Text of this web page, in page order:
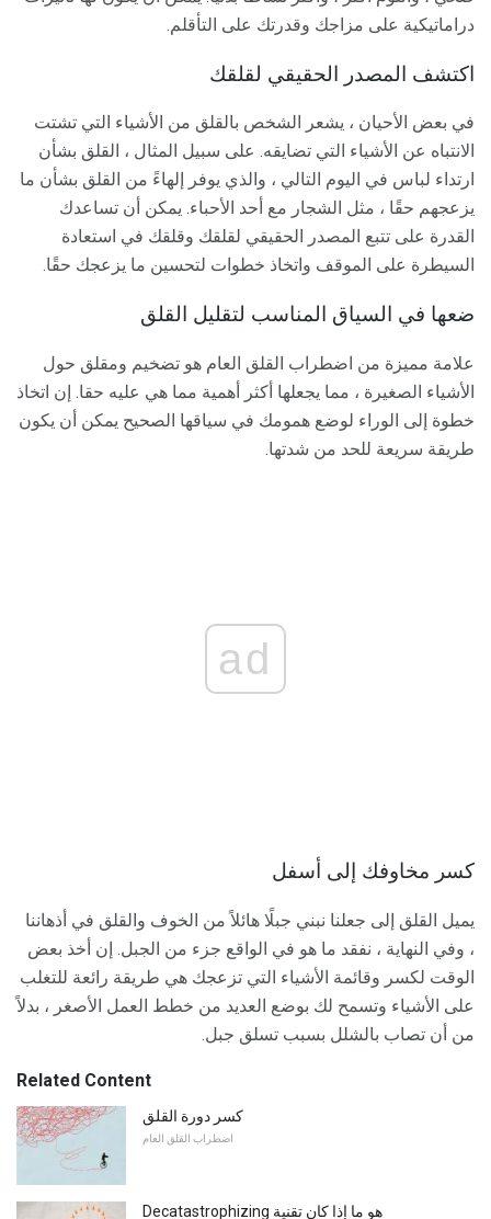
دراماتيكية على مزاجك وقدرتك على التأقلم.
اكتشف المصدر الحقيقي لقلقك
في بعض الأحيان ، يشعر الشخص بالقلق من الأشياء التي تشتت
الانتباه عن الأشياء التي تضايقه. على سبيل المثال ، القلق بشأن
ارتداء لباس في اليوم التالي ، والذي يوفر إلهاءً من القلق بشأن ما
يزعجهم حقًا ، مثل الشجار مع أحد الأحباء. يمكن أن تساعدك
القدرة على تتبع المصدر الحقيقي لقلقك وقلقك في استعادة
السيطرة على الموقف واتخاذ خطوات لتحسين ما يزعجك حقًا.
ضعها في السياق المناسب لتقليل القلق
علامة مميزة من اضطراب القلق العام هو تضخيم ومقلق حول
الأشياء الصغيرة ، مما يجعلها أكثر أهمية مما هي عليه حقا. إن اتخاذ
خطوة إلى الوراء لوضع همومك في سياقها الصحيح يمكن أن يكون
طريقة سريعة للحد من شدتها.
ad
كسر مخاوفك إلى أسفل
يميل القلق إلى جعلنا نبني جبلًا هائلاً من الخوف والقلق في أذهاننا
، وفي النهاية ، نفقد ما هو في الواقع جزء من الجبل. إن أخذ بعض
الوقت لكسر وقائمة الأشياء التي تزعجك هي طريقة رائعة للتغلب
على الأشياء وتسمح لك بوضع العديد من خطط العمل الأصغر ، بدلاً
من أن تصاب بالشلل بسبب تسلق جبل.
Related Content
كسر دورة القلق
اضطراب القلق العام
Decatastrophizing هو ما إذا كان تقنية